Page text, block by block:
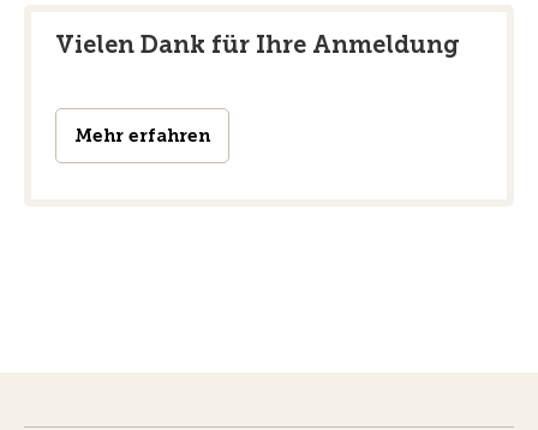
Vielen Dank für Ihre Anmeldung
Mehr erfahren